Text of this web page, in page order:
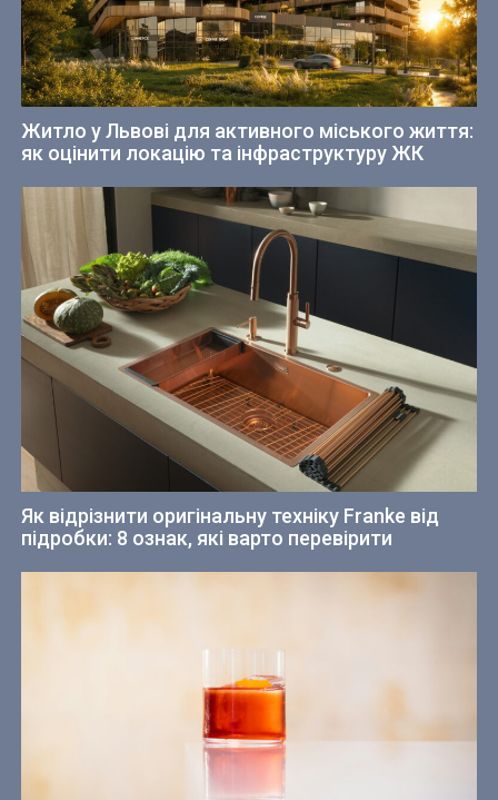
Житло у Львові для активного міського життя:
як оцінити локацію та інфраструктуру ЖК
Як відрізнити оригінальну техніку Franke від
підробки: 8 ознак, які варто перевірити